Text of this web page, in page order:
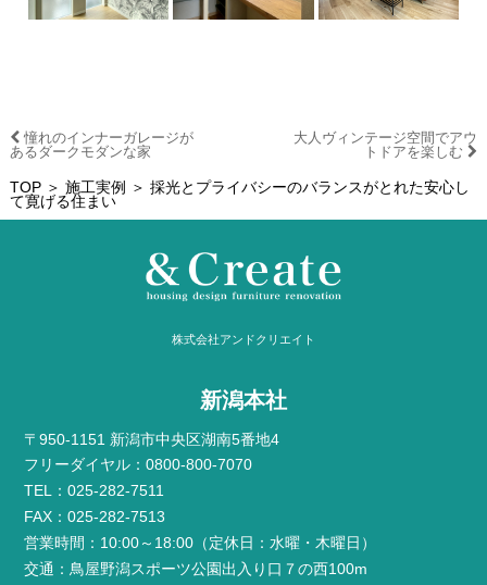
憧れのインナーガレージが
あるダークモダンな家
大人ヴィンテージ空間でアウ
トドアを楽しむ
TOP＞ 施工実例
＞ 採光とプライバシーのバランスがとれた安心し
て寛げる住まい
株式会社アンドクリエイト
新潟本社
〒950-1151 新潟市中央区湖南5番地4
フリーダイヤル：0800-800-7070
TEL：025-282-7511
FAX：025-282-7513
営業時間：10:00～18:00（定休日：水曜・木曜日）
交通：鳥屋野潟スポーツ公園出入り口７の西100m